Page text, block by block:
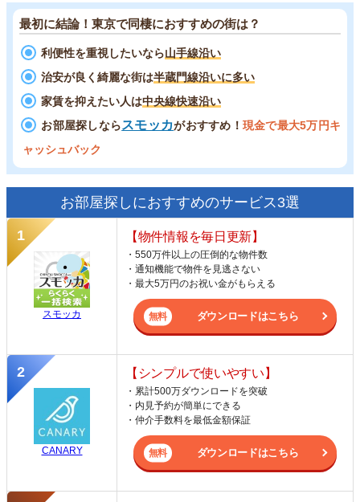
最初に結論！東京で同棲におすすめの街は？
利便性を重視したいなら山手線沿い
治安が良く綺麗な街は半蔵門線沿いに多い
家賃を抑えたい人は中央線快速沿い
お部屋探しならスモッカがおすすめ！ 現金で最大5万円キ
ャッシュバック
お部屋探しにおすすめのサービス3選
スモッカ
【物件情報を毎日更新】
・550万件以上の圧倒的な物件数
・通知機能で物件を見逃さない
・最大5万円のお祝い金がもらえる
ダウンロードはこちら
CANARY
【シンプルで使いやすい】
・累計500万ダウンロードを突破
・内見予約が簡単にできる
・仲介手数料を最低金額保証
ダウンロードはこちら